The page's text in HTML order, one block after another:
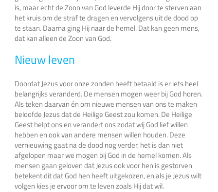
is, maar echt de Zoon van God leverde Hij door te sterven aan
het kruis om de straf te dragen en vervolgens uit de dood op
te staan. Daarna ging Hij naar de hemel. Dat kan geen mens,
dat kan alleen de Zoon van God.
Nieuw leven
Doordat Jezus voor onze zonden heeft betaald is er iets heel
belangrijks veranderd. De mensen mogen weer bij God horen.
Als teken daarvan én om nieuwe mensen van ons te maken
beloofde Jezus dat de Heilige Geest zou komen. De Heilige
Geest helpt ons en verandert ons zodat wij God lief willen
hebben en ook van andere mensen willen houden. Deze
vernieuwing gaat na de dood nog verder, het is dan niet
afgelopen maar we mogen bij God in de hemel komen. Als
mensen gaan geloven dat Jezus ook voor hen is gestorven
betekent dit dat God hen heeft uitgekozen, en als je Jezus wilt
volgen kies je ervoor om te leven zoals Hij dat wil.